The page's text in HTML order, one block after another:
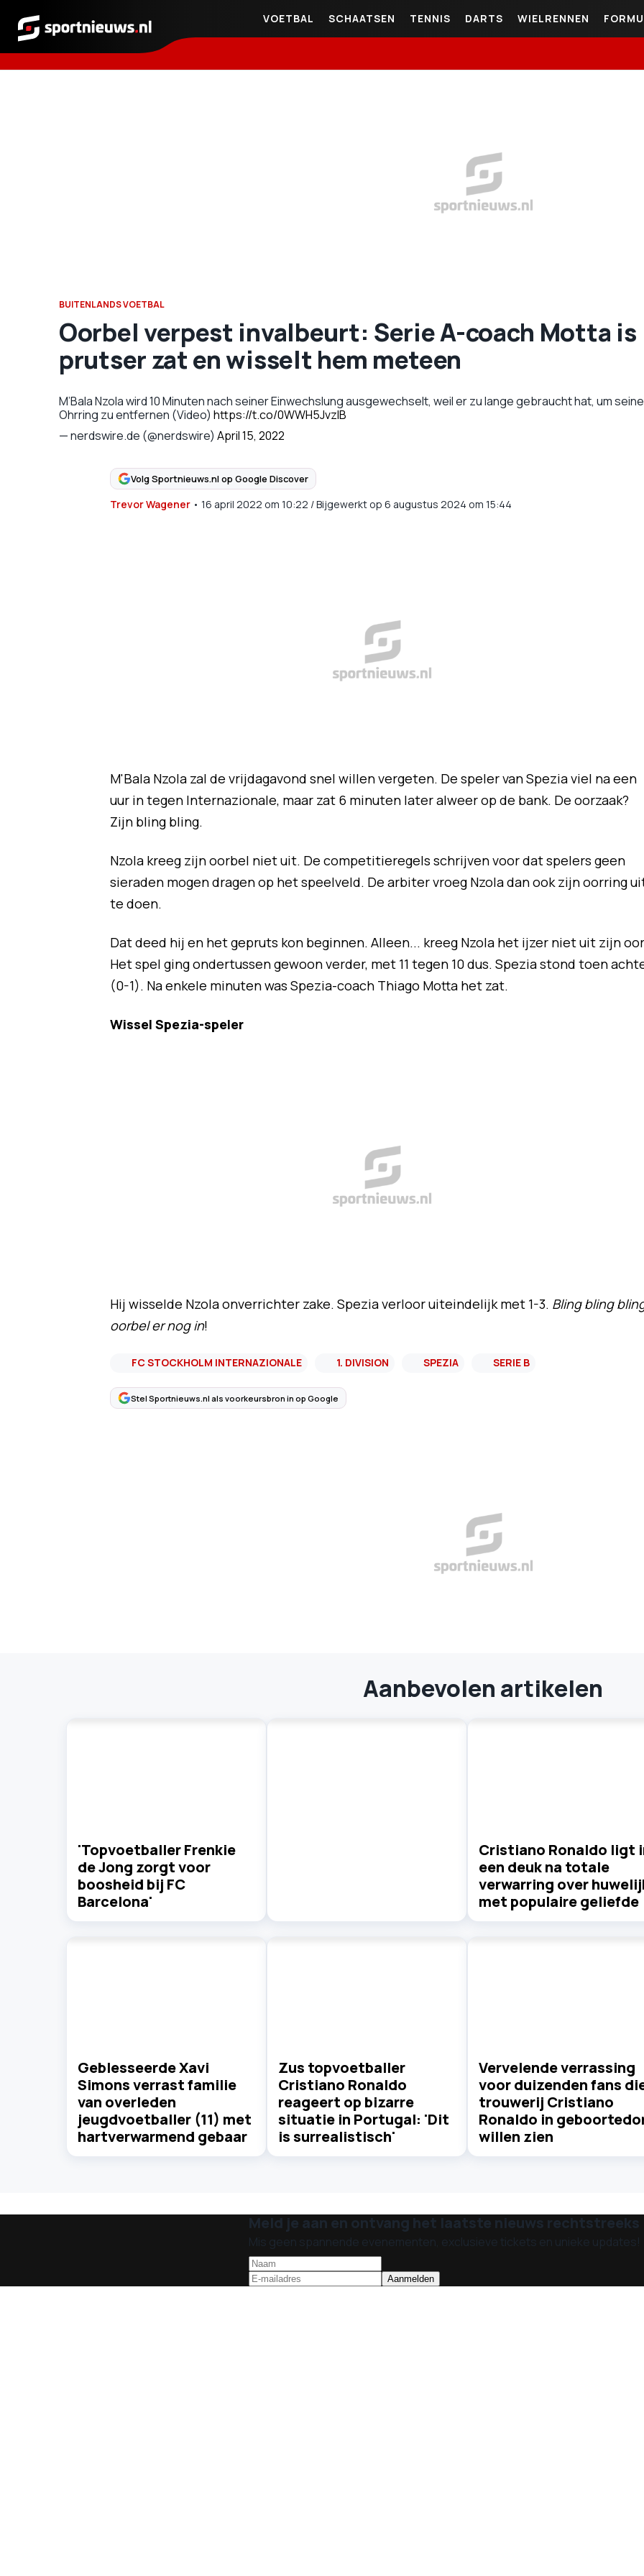
Sportnieuws.nl
VOETBAL SCHAATSEN TENNIS DARTS WIELRENNEN
BUITENLANDS VOETBAL
Oorbel verpest invalbeurt: Serie A-coach Motta is
prutser zat en wisselt hem meteen
M’Bala Nzola wird 10 Minuten nach seiner Einwechslung ausgewechselt, weil er zu lange gebraucht hat, um
Ohrring zu entfernen (Video) https://t.co/0WWH5JvzlB
— nerdswire.de (@nerdswire) April 15, 2022
Volg Sportnieuws.nl op Google Discover
Trevor Wagener• 16 april 2022 om 10:22 /Bijgewerkt op 6 augustus 2024 om 15:44
M'Bala Nzola zal de vrijdagavond snel willen vergeten. De speler van Spezia viel na een
uur in tegen Internazionale, maar zat 6 minuten later alweer op de bank. De oorzaak?
Zijn bling bling.
Nzola kreeg zijn oorbel niet uit. De competitieregels schrijven voor dat spelers geen
sieraden mogen dragen op het speelveld. De arbiter vroeg Nzola dan ook zijn oorring
te doen.
Dat deed hij en het gepruts kon beginnen. Alleen... kreeg Nzola het ijzer niet uit zijn
Het spel ging ondertussen gewoon verder, met 11 tegen 10 dus. Spezia stond toen
(0-1). Na enkele minuten was Spezia-coach Thiago Motta het zat.
Wissel Spezia-speler
Hij wisselde Nzola onverrichter zake. Spezia verloor uiteindelijk met 1-3. Bling bling
oorbel er nog in!
FC STOCKHOLM INTERNAZIONALE 1. DIVISION SPEZIA SERIE B
Stel Sportnieuws.nl als voorkeursbron in op Google
Aanbevolen artikelen
'Topvoetballer Frenkie
de Jong zorgt voor
boosheid bij FC
Barcelona'
Cristiano Ronaldo ligt
een deuk na totale
verwarring over
met populaire geliefde
Geblesseerde Xavi
Simons verrast familie
van overleden
jeugdvoetballer (11) met
hartverwarmend gebaar
Zus topvoetballer
Cristiano Ronaldo
reageert op bizarre
situatie in Portugal: 'Dit
is surrealistisch'
Vervelende verrassing
voor duizenden fans
trouwerij Cristiano
Ronaldo in
willen zien
Meld je aan en ontvang het laatste nieuws rechtstreeks
Mis geen spannende evenementen, exclusieve tickets en unieke updates!